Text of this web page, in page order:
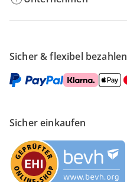
Sicher & flexibel bezahlen
Sicher einkaufen